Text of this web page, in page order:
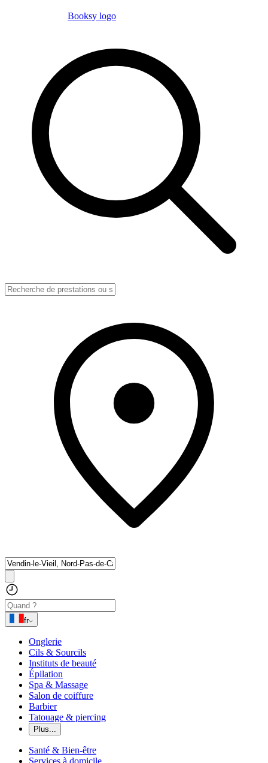
Booksy logo
fr
Onglerie
Cils & Sourcils
Instituts de beauté
Épilation
Spa & Massage
Salon de coiffure
Barbier
Tatouage & piercing
Plus...
Santé & Bien-être
Services à domicile